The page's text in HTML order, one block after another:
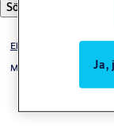
Sök
Elslutbleck
Monteringsstolpar tillJa,